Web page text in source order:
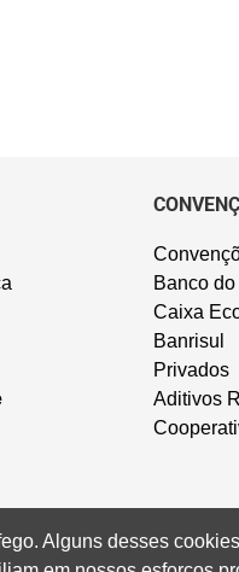
Banco do
Caixa
Banrisul
Privados
Aditivos
Alguns desses